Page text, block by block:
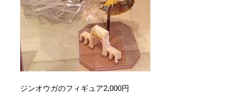
ジンオウガのフィギュア2,000円